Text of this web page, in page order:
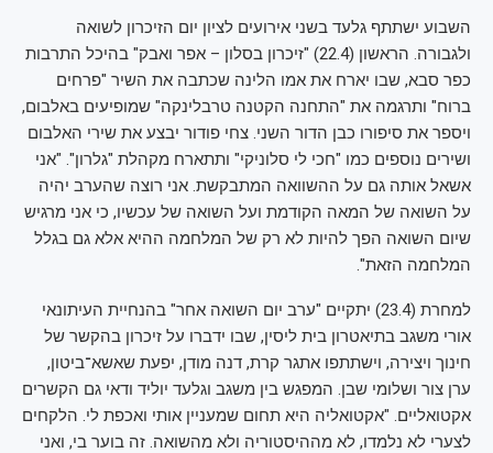
השבוע ישתתף גלעד בשני אירועים לציון יום הזיכרון לשואה
ולגבורה. הראשון (22.4) "זיכרון בסלון – אפר ואבק" בהיכל התרבות
כפר סבא, שבו יארח את אמו הלינה שכתבה את השיר "פרחים
ברוח" ותרגמה את "התחנה הקטנה טרבלינקה" שמופיעים באלבום,
ויספר את סיפורו כבן הדור השני. צחי פודור יבצע את שירי האלבום
ושירים נוספים כמו "חכי לי סלוניקי" ותתארח מקהלת "גלרון". "אני
אשאל אותה גם על ההשוואה המתבקשת. אני רוצה שהערב יהיה
על השואה של המאה הקודמת ועל השואה של עכשיו, כי אני מרגיש
שיום השואה הפך להיות לא רק של המלחמה ההיא אלא גם בגלל
המלחמה הזאת".
למחרת (23.4) יתקיים "ערב יום השואה אחר" בהנחיית העיתונאי
אורי משגב בתיאטרון בית ליסין, שבו ידברו על זיכרון בהקשר של
חינוך ויצירה, וישתתפו אתגר קרת, דנה מודן, יפעת שאשא־ביטון,
ערן צור ושלומי שבן. המפגש בין משגב וגלעד יוליד ודאי גם הקשרים
אקטואליים. "אקטואליה היא תחום שמעניין אותי ואכפת לי. הלקחים
לצערי לא נלמדו, לא מההיסטוריה ולא מהשואה. זה בוער בי, ואני